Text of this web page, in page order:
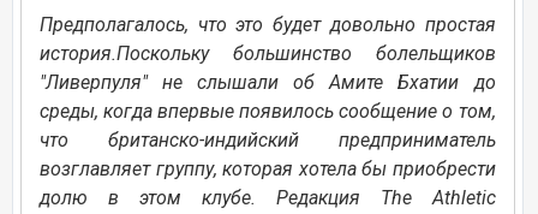
Предполагалось, что это будет довольно простая
история.Поскольку большинство болельщиков
"Ливерпуля" не слышали об Амите Бхатии до
среды, когда впервые появилось сообщение о том,
что британско-индийский предприниматель
возглавляет группу, которая хотела бы приобрести
долю в этом клубе. Редакция The Athletic